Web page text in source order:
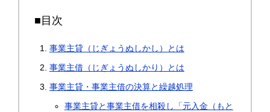
■目次
事業主貸（じぎょうぬしかし）とは
事業主借（じぎょうぬしかり）とは
事業主貸・事業主借の決算と繰越処理
事業主貸と事業主借を相殺し「元入金（もと